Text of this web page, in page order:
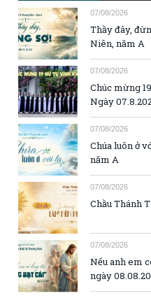
07/08/2026
Thầy đây,
Niên, năm A
07/08/2026
Chúc mừng
Ngày
07/08/2026
Chúa luôn ở
năm A
07/08/2026
Chầu Thánh
07/08/2026
Nếu anh em
ngày